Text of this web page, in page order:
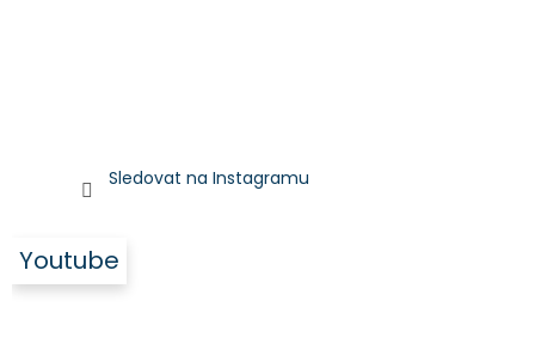
Sledovat na Instagramu
Youtube